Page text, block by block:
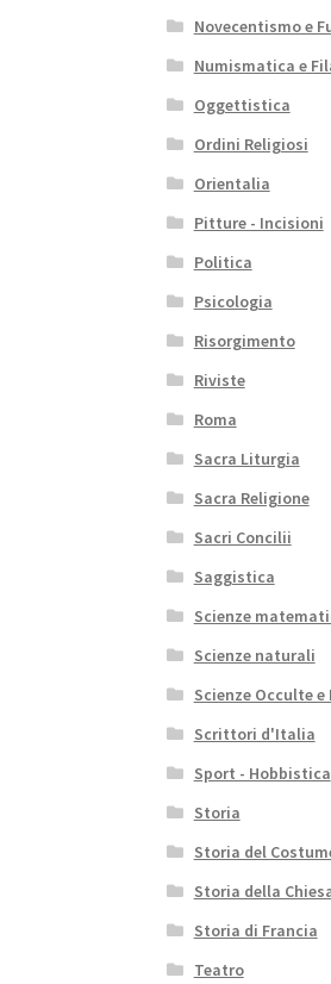
Novecentismo e
Numismatica e
Oggettistica
Ordini Religiosi
Orientalia
Pitture - Incisioni
Politica
Psicologia
Risorgimento
Riviste
Roma
Sacra Liturgia
Sacra Religione
Sacri Concilii
Saggistica
Scienze
Scienze naturali
Scienze Occulte e
Scrittori d'Italia
Sport - Hobbistica
Storia
Storia del
Storia della
Storia di Francia
Teatro